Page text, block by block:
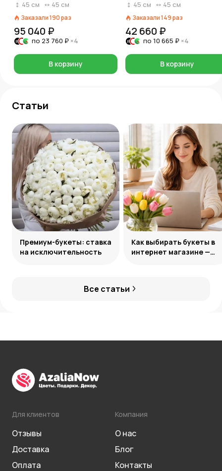
45 см 45 см
Заказали190раз
95 040 ₽
по 23 760 ₽ ×4
В корзину
45 см 45 см
Заказали149раз
42 660 ₽
по 10 665 ₽ ×4
В корзину
Статьи
Все статьи
Премиум-букеты: ставка
на исключительность
Как выбирать букеты в
интернет магазине —
Для клиентов
Отзывы
Доставка
Оплата
Компания
О нас
Блог
Контакты